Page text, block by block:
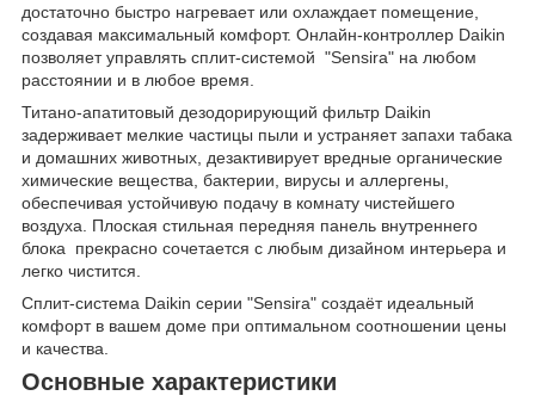
достаточно быстро нагревает или охлаждает помещение,
создавая максимальный комфорт. Онлайн-контроллер Daikin
позволяет управлять сплит-системой "Sensira" на любом
расстоянии и в любое время.
Титано-апатитовый дезодорирующий фильтр Daikin
задерживает мелкие частицы пыли и устраняет запахи табака
и домашних животных, дезактивирует вредные органические
химические вещества, бактерии, вирусы и аллергены,
обеспечивая устойчивую подачу в комнату чистейшего
воздуха. Плоская стильная передняя панель внутреннего
блока прекрасно сочетается с любым дизайном интерьера и
легко чистится.
Cплит-система Daikin серии "Sensira" создаёт идеальный
комфорт в вашем доме при оптимальном соотношении цены
и качества.
Основные характеристики